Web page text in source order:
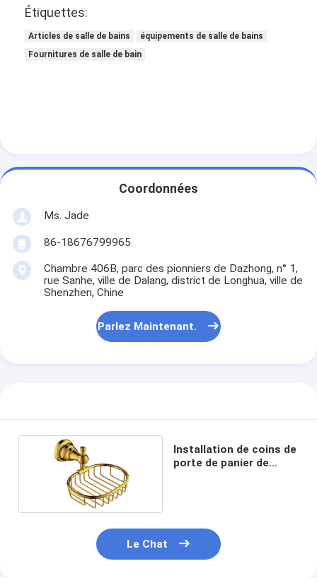
Produits
Vidéos
À propos de nous
Contrôle de la qualité
Serrure de porte de mortaise
handlesets de porte d'entrée
Étiquettes:
Articles de salle de bains
équipements de salle de bains
Fournitures de salle de bain
Coordonnées
Ms. Jade
86-18676799965
Chambre 406B, parc des pionniers de Dazhong, n° 1,
rue Sanhe, ville de Dalang, district de Longhua, ville de
Shenzhen, Chine
Parlez Maintenant.
Installation de coins de
porte de panier de
Le Chat